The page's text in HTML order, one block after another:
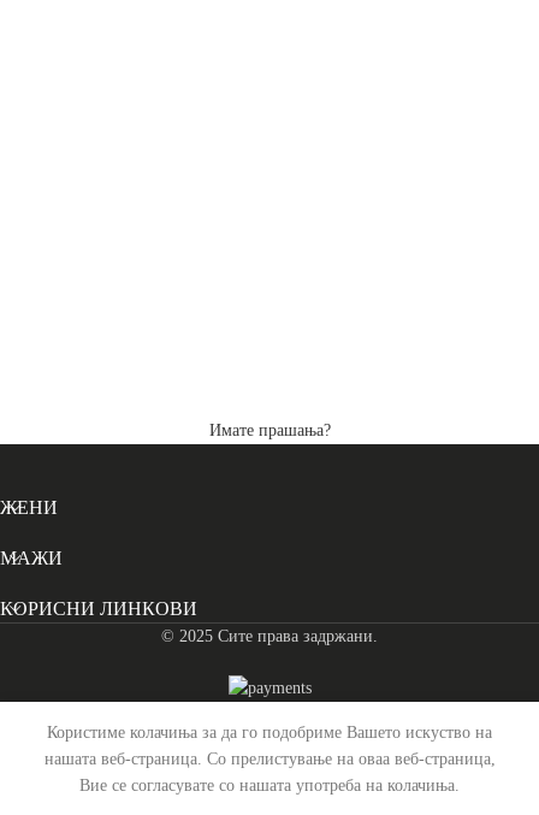
Имате прашања?
ЖЕНИ
МАЖИ
КОРИСНИ ЛИНКОВИ
© 2025 Сите права задржани.
Користиме колачиња за да го подобриме Вашето искуство на
нашата веб-страница. Со прелистување на оваа веб-страница,
Вие се согласувате со нашата употреба на колачиња.
Каиш Кожен Manovo – Црн (115 cm)